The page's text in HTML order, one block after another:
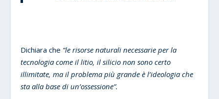
Dichiara che “le risorse naturali necessarie per la
tecnologia come il litio, il silicio non sono certo
illimitate, ma il problema più grande è l’ideologia che
sta alla base di un’ossessione”.